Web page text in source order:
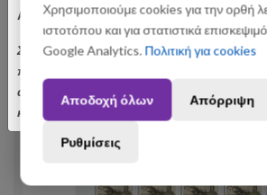
Αγαπητοί Πελάτες
Σας ενημερώνουμε ότι οι παραγγελίες
πραγματοποιηθούν από 3 έως 31
αποσταλούν με σχετική καθυστέρηση.
κατανόηση.
Χρησιμοποιούμε cookies για την ορθή
ιστοτόπου και για στατιστικά
Google Analytics. Πολιτική για cookies
Αποδοχή όλων Απόρριψη
Ρυθμίσεις